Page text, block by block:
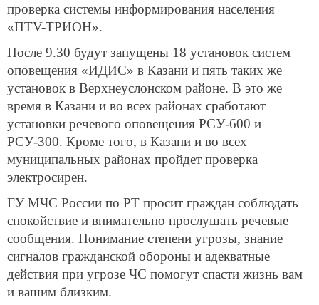
проверка системы информирования населения
«ПТV-ТРИОН».
После 9.30 будут запущены 18 установок систем
оповещения «ИДИС» в Казани и пять таких же
установок в Верхнеуслонском районе. В это же
время в Казани и во всех районах сработают
установки речевого оповещения РСУ-600 и
РСУ-300. Кроме того, в Казани и во всех
муниципальных районах пройдет проверка
электросирен.
ГУ МЧС России по РТ просит граждан соблюдать
спокойствие и внимательно прослушать речевые
сообщения. Понимание степени угрозы, знание
сигналов гражданской обороны и адекватные
действия при угрозе ЧС помогут спасти жизнь вам
и вашим близким.